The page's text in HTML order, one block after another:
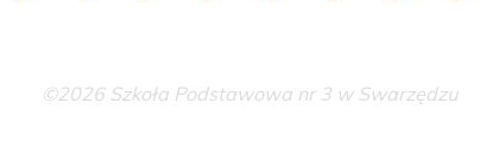
©2026 Szkoła Podstawowa nr 3 w Swarzędzu